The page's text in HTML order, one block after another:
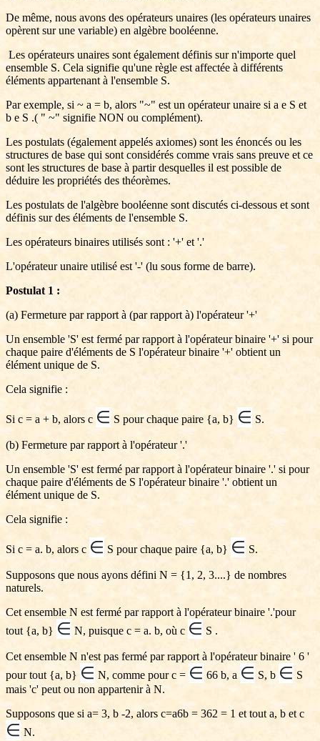
De même, nous avons des opérateurs unaires (les opérateurs unaires
opèrent sur une variable) en algèbre booléenne.
Les opérateurs unaires sont également définis sur n'importe quel
ensemble S. Cela signifie qu'une règle est affectée à différents
éléments appartenant à l'ensemble S.
Par exemple, si ~ a = b, alors "~" est un opérateur unaire si a e S et
b e S .( " ~" signifie NON ou complément).
Les postulats (également appelés axiomes) sont les énoncés ou les
structures de base qui sont considérés comme vrais sans preuve et ce
sont les structures de base à partir desquelles il est possible de
déduire les propriétés des théorèmes.
Les postulats de l'algèbre booléenne sont discutés ci-dessous et sont
définis sur des éléments de l'ensemble S.
Les opérateurs binaires utilisés sont : '+' et '.'
L'opérateur unaire utilisé est '-' (lu sous forme de barre).
Postulat 1 :
(a) Fermeture par rapport à (par rapport à) l'opérateur '+'
Un ensemble 'S' est fermé par rapport à l'opérateur binaire '+' si pour
chaque paire d'éléments de S l'opérateur binaire '+' obtient un
élément unique de S.
Cela signifie :
Si c = a + b, alors c ∈ S pour chaque paire {a, b} ∈ S.
(b) Fermeture par rapport à l'opérateur '.'
Un ensemble 'S' est fermé par rapport à l'opérateur binaire '.' si pour
chaque paire d'éléments de S l'opérateur binaire '.' obtient un
élément unique de S.
Cela signifie :
Si c = a. b, alors c ∈ S pour chaque paire {a, b} ∈ S.
Supposons que nous ayons défini N = {1, 2, 3....} de nombres
naturels.
Cet ensemble N est fermé par rapport à l'opérateur binaire '.'pour
tout {a, b} ∈ N, puisque c = a. b, où c ∈ S .
Cet ensemble N n'est pas fermé par rapport à l'opérateur binaire ' 6 '
pour tout {a, b} ∈ N, comme pour c = ∈ 66 b, a ∈ S, b ∈ S
mais 'c' peut ou non appartenir à N.
Supposons que si a= 3, b -2, alors c=a6b = 362 = 1 et tout a, b et c
∈ N.